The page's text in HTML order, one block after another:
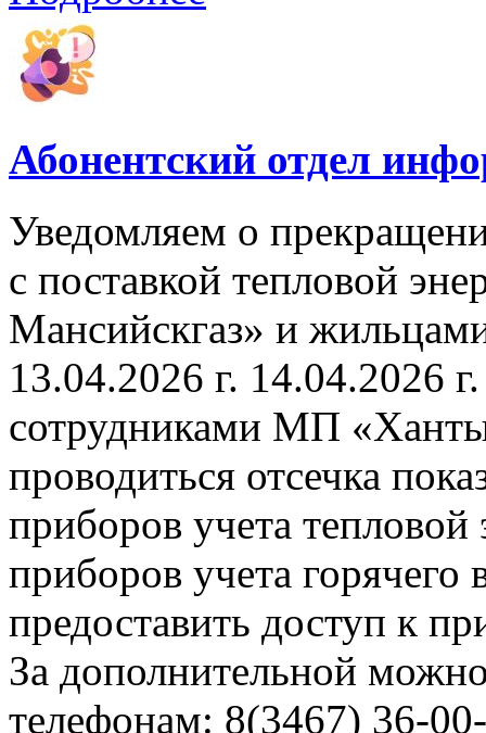
Абонентский отдел
Уведомляем о
с поставкой тепловой
Мансийскгаз» и
13.04.2026 г. 14.04.2026
сотрудниками МП
проводиться отсечка
приборов учета
приборов учета
предоставить доступ к
За дополнительной
телефонам: 8(3467) 36-